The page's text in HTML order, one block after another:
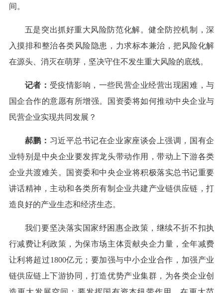
间。
五是突出抓好重大风险防范化解。健全防控机制，深
入摸排和整治各类风险隐患，力求标本兼治，把风险化解
在源头、消灭在萌芽，坚决守住不发生重大风险的底线。
记者： 受疫情影响，一些民营企业经营出现困难，与
国企合作的意愿有所增强。国资委将如何推动中央企业与
民营企业实现共同发展？
郝鹏： 习近平总书记在企业家座谈会上强调，国有企
业特别是中央企业要发挥龙头带动作用，带动上下游各类
企业共渡难关。国资委和中央企业将积极落实总书记重要
讲话精神，主动和各类所有制企业共建产业链供应链，打
造良好的产业生态和经济生态。
我们要坚决落实国家纾困惠企政策，继续不折不扣执
行减费让利政策，为保市场主体贡献央企力量，全年减费
让利将超过1800亿元；要加强与中小企业合作，加强产业
链供应链上下游协同，打造优势产业集群，为各类企业创